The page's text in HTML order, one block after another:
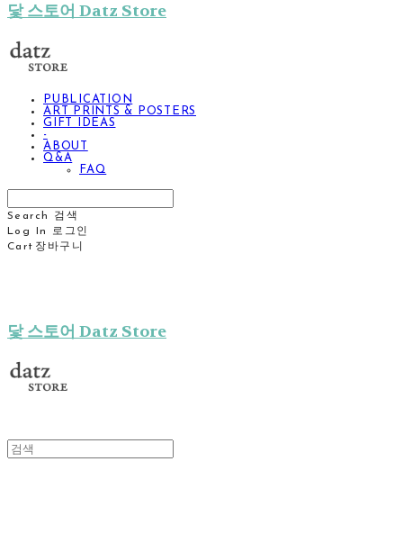
닻 스토어 Datz Store
PUBLICATION
ART PRINTS & POSTERS
GIFT IDEAS
-
ABOUT
Q&A
FAQ
Search
검색
Log In
로그인
Cart 장바구니
닻 스토어 Datz Store